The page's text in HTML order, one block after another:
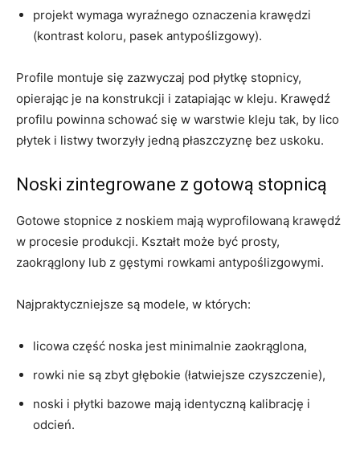
projekt wymaga wyraźnego oznaczenia krawędzi
(kontrast koloru, pasek antypoślizgowy).
Profile montuje się zazwyczaj pod płytkę stopnicy,
opierając je na konstrukcji i zatapiając w kleju. Krawędź
profilu powinna schować się w warstwie kleju tak, by lico
płytek i listwy tworzyły jedną płaszczyznę bez uskoku.
Noski zintegrowane z gotową stopnicą
Gotowe stopnice z noskiem mają wyprofilowaną krawędź
w procesie produkcji. Kształt może być prosty,
zaokrąglony lub z gęstymi rowkami antypoślizgowymi.
Najpraktyczniejsze są modele, w których:
licowa część noska jest minimalnie zaokrąglona,
rowki nie są zbyt głębokie (łatwiejsze czyszczenie),
noski i płytki bazowe mają identyczną kalibrację i
odcień.